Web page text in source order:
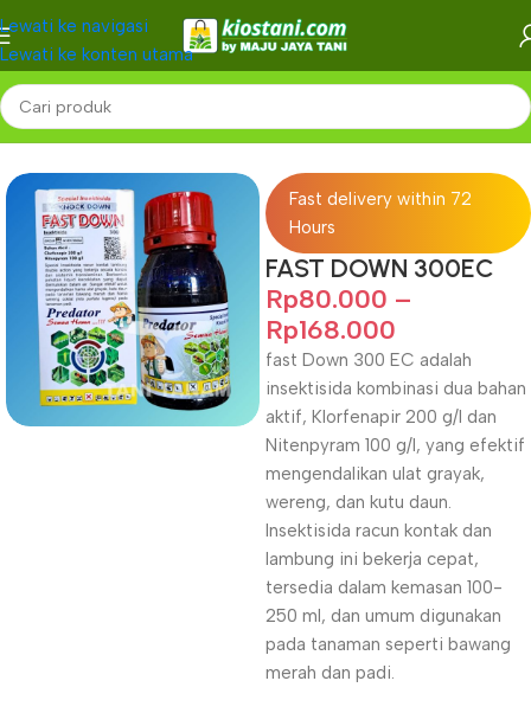
Lewati ke navigasi
Lewati ke konten utama
Beranda PESTISIDA Insektisida
Fast delivery within 72
Hours
FAST DOWN 300EC
Rp80.000 –
Rp168.000
fast Down 300 EC adalah
insektisida kombinasi dua bahan
aktif, Klorfenapir 200 g/l dan
Nitenpyram 100 g/l, yang efektif
mengendalikan ulat grayak,
wereng, dan kutu daun.
Insektisida racun kontak dan
lambung ini bekerja cepat,
tersedia dalam kemasan 100-
250 ml, dan umum digunakan
pada tanaman seperti bawang
merah dan padi.